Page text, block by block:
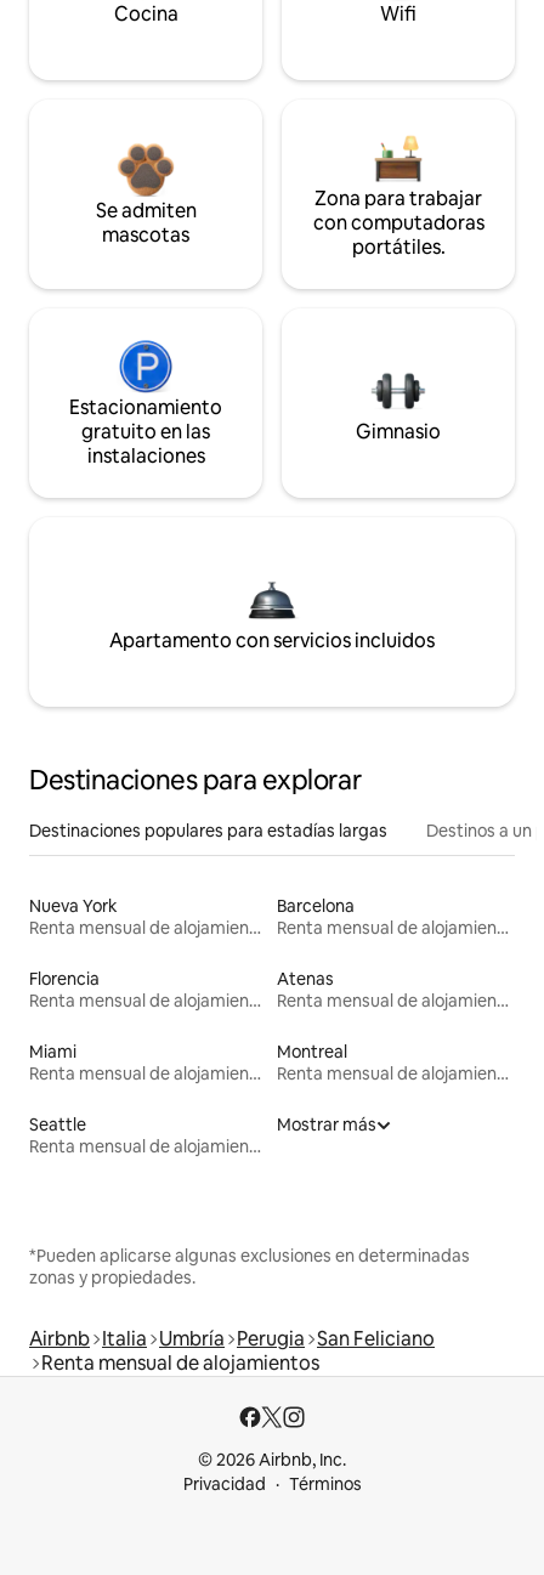
Cocina Wifi
Se admiten
mascotas
Zona para trabajar
con computadoras
portátiles.
Estacionamiento
gratuito en las
instalaciones
Gimnasio
Apartamento con servicios incluidos
Destinaciones para explorar
Destinaciones populares para estadías largas Destinos a un
Nueva York
Renta mensual de alojamientos
Barcelona
Renta mensual de alojamientos
Florencia
Renta mensual de alojamientos
Atenas
Renta mensual de alojamientos
Miami
Renta mensual de alojamientos
Montreal
Renta mensual de alojamientos
Seattle
Renta mensual de alojamientos
Mostrar más
*Pueden aplicarse algunas exclusiones en determinadas
zonas y propiedades.
Airbnb Italia Umbría Perugia San Feliciano
Renta mensual de alojamientos
© 2026 Airbnb, Inc.
Privacidad
Términos